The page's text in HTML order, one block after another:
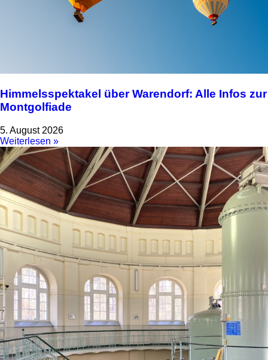
Himmelsspektakel über Warendorf: Alle Infos zur
Montgolfiade
5. August 2026
Weiterlesen »